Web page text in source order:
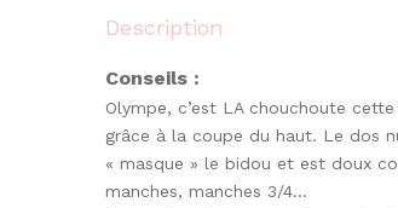
Description
Conseils :
Olympe, c’est LA chouchoute
grâce à la coupe du haut. Le dos
« masque » le bidou et est doux
manches, manches 3/4…